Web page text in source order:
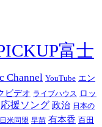
富士
Channel YouTube エン
ビデオ ライブハウス ロッ
応援ソング 政治 日本の
日米同盟 早苗 有本香 百田